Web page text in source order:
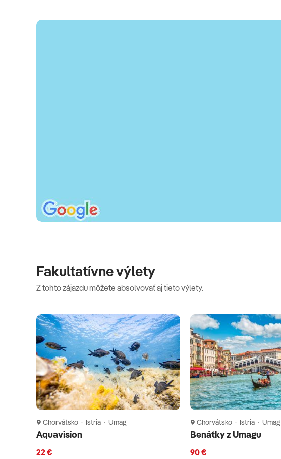
Poznámka
Fakultatívne výlety
Z tohto zájazdu môžete absolvovať aj tieto výlety.
Chorvátsko · Istria · Umag
Aquavision
22 €
Chorvátsko · Istria · Umag
Benátky z Umagu
90 €